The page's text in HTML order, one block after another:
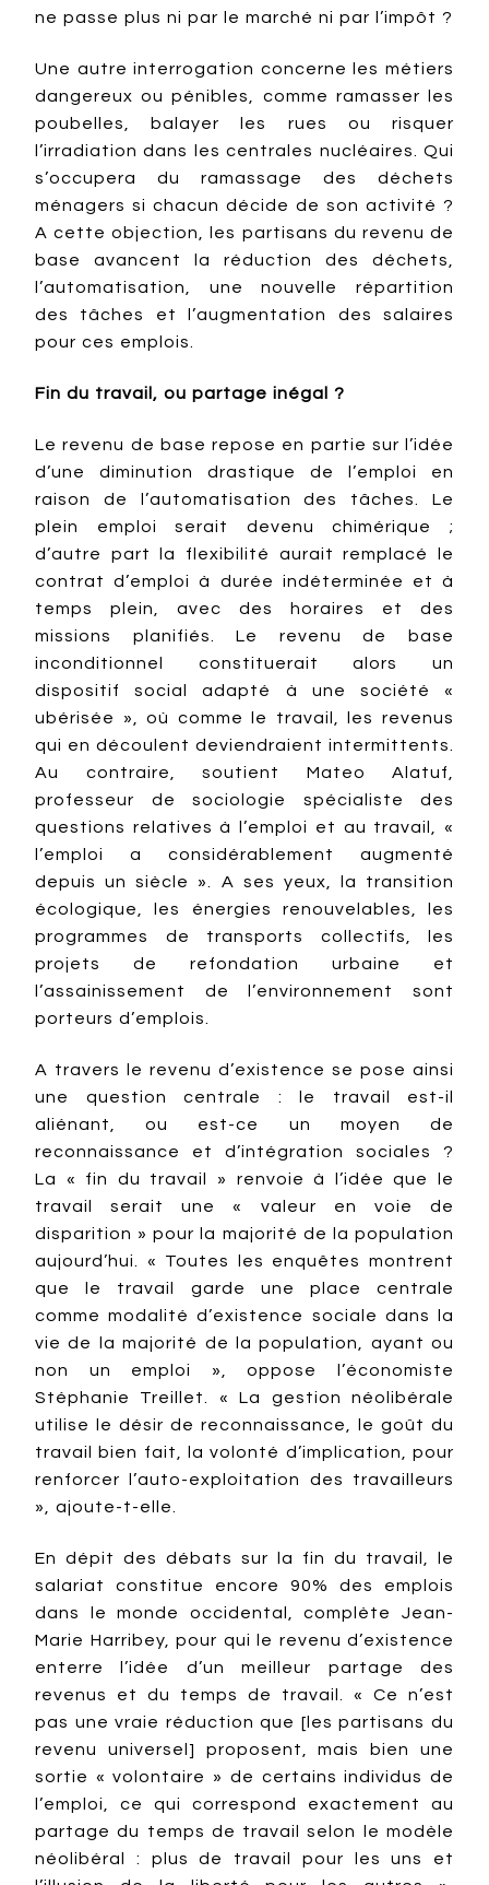
ne passe plus ni par le marché ni par l’impôt ?
Une autre interrogation concerne les métiers
dangereux ou pénibles, comme ramasser les
poubelles, balayer les rues ou risquer
l’irradiation dans les centrales nucléaires. Qui
s’occupera du ramassage des déchets
ménagers si chacun décide de son activité ?
A cette objection, les partisans du revenu de
base avancent la réduction des déchets,
l’automatisation, une nouvelle répartition
des tâches et l’augmentation des salaires
pour ces emplois.
Fin du travail, ou partage inégal ?
Le revenu de base repose en partie sur l’idée
d’une diminution drastique de l’emploi en
raison de l’automatisation des tâches. Le
plein emploi serait devenu chimérique ;
d’autre part la flexibilité aurait remplacé le
contrat d’emploi à durée indéterminée et à
temps plein, avec des horaires et des
missions planifiés. Le revenu de base
inconditionnel constituerait alors un
dispositif social adapté à une société «
ubérisée », où comme le travail, les revenus
qui en découlent deviendraient intermittents.
Au contraire, soutient Mateo Alatuf,
professeur de sociologie spécialiste des
questions relatives à l’emploi et au travail, «
l’emploi a considérablement augmenté
depuis un siècle ». A ses yeux, la transition
écologique, les énergies renouvelables, les
programmes de transports collectifs, les
projets de refondation urbaine et
l’assainissement de l’environnement sont
porteurs d’emplois.
A travers le revenu d’existence se pose ainsi
une question centrale : le travail est-il
aliénant, ou est-ce un moyen de
reconnaissance et d’intégration sociales ?
La « fin du travail » renvoie à l’idée que le
travail serait une « valeur en voie de
disparition » pour la majorité de la population
aujourd’hui. « Toutes les enquêtes montrent
que le travail garde une place centrale
comme modalité d’existence sociale dans la
vie de la majorité de la population, ayant ou
non un emploi », oppose l’économiste
Stéphanie Treillet. « La gestion néolibérale
utilise le désir de reconnaissance, le goût du
travail bien fait, la volonté d’implication, pour
renforcer l’auto-exploitation des travailleurs
», ajoute-t-elle.
En dépit des débats sur la fin du travail, le
salariat constitue encore 90% des emplois
dans le monde occidental, complète Jean-
Marie Harribey, pour qui le revenu d’existence
enterre l’idée d’un meilleur partage des
revenus et du temps de travail. « Ce n’est
pas une vraie réduction que [les partisans du
revenu universel] proposent, mais bien une
sortie « volontaire » de certains individus de
l’emploi, ce qui correspond exactement au
partage du temps de travail selon le modèle
néolibéral : plus de travail pour les uns et